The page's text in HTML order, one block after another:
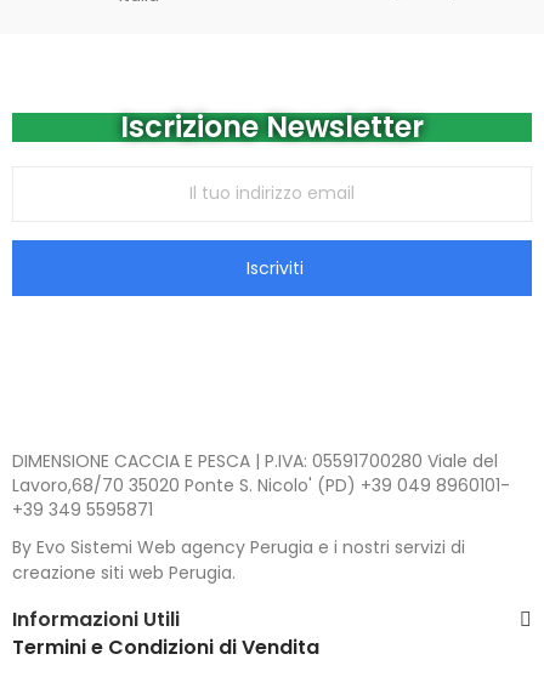
Iscrizione Newsletter
Iscriviti
DIMENSIONE CACCIA E PESCA | P.IVA: 05591700280 Viale del
Lavoro,68/70 35020 Ponte S. Nicolo' (PD) +39 049 8960101-
+39 349 5595871
By Evo Sistemi Web agency Perugia e i nostri servizi di
creazione siti web Perugia.
Informazioni Utili
Termini e Condizioni di Vendita